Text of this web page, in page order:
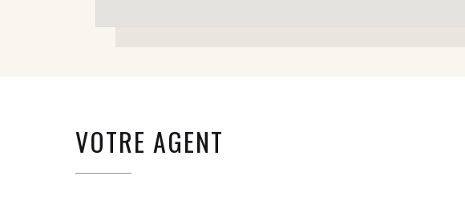
VOTRE AGENT